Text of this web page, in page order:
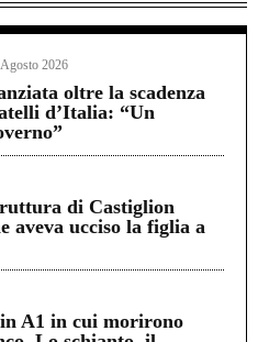
2026
oltre la scadenza
d’Italia: “Un
di Castiglion
aveva ucciso la figlia a
A1 in cui morirono